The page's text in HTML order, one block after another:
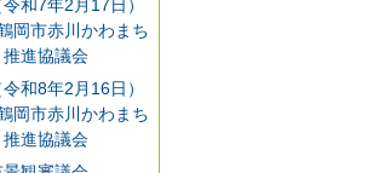
和7年2月17日）
岡市赤川かわまち
進協議会
和8年2月16日）
岡市赤川かわまち
進協議会